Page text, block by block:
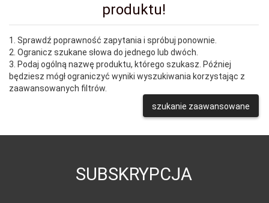
produktu!
1. Sprawdź poprawność zapytania i spróbuj ponownie.
2. Ogranicz szukane słowa do jednego lub dwóch.
3. Podaj ogólną nazwę produktu, którego szukasz. Później
będziesz mógł ograniczyć wyniki wyszukiwania korzystając z
zaawansowanych filtrów.
szukanie zaawansowane
SUBSKRYPCJA